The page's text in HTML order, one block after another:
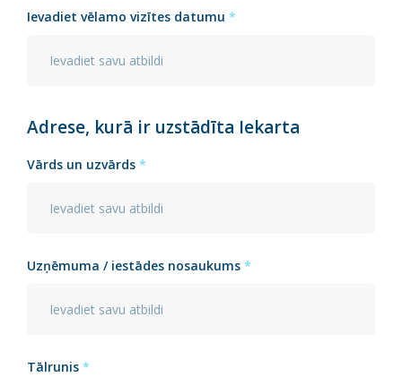
Ievadiet vēlamo vizītes datumu *
Adrese, kurā ir uzstādīta Iekarta
Vārds un uzvārds *
Uzņēmuma / iestādes nosaukums *
Tālrunis *